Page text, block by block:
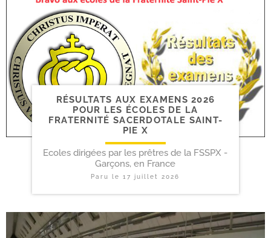
RÉSULTATS AUX EXAMENS 2026
POUR LES ÉCOLES DE LA
FRATERNITÉ SACERDOTALE SAINT-​
PIE X
Ecoles dirigées par les prêtres de la FSSPX -
Garçons, en France
Paru le17 juillet 2026